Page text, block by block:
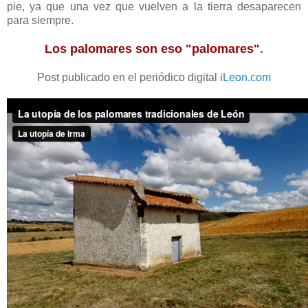
pie, ya que una vez que vuelven a la tierra desaparecen
para siempre.
Los palomares son eso "palomares".
Post publicado en el periódico digital iLeon.com